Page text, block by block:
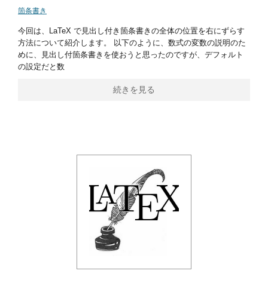
箇条書き
今回は、LaTeX で見出し付き箇条書きの全体の位置を右にずらす
方法について紹介します。 以下のように、数式の変数の説明のた
めに、見出し付箇条書きを使おうと思ったのですが、デフォルト
の設定だと数
続きを見る